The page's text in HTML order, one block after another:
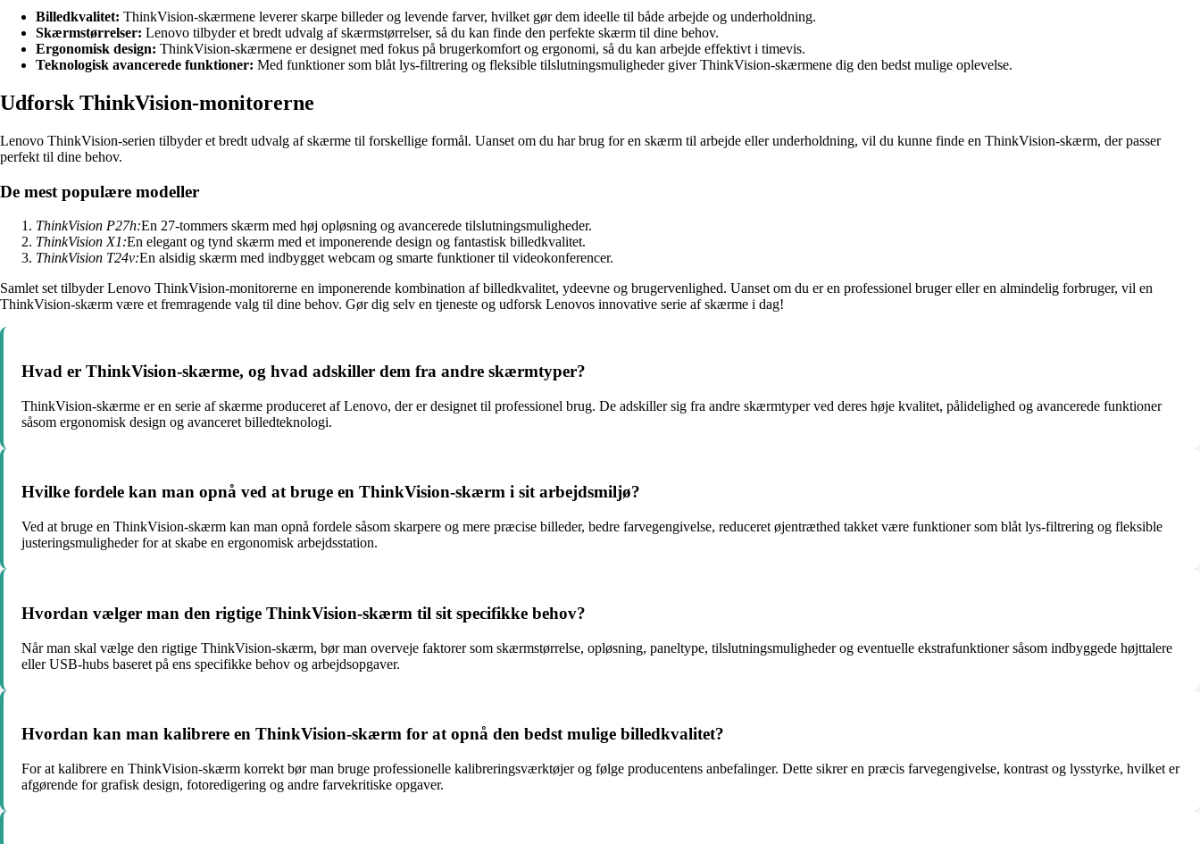
Billedkvalitet: ThinkVision-skærmene leverer skarpe billeder og levende farver, hvilket gør dem ideelle til både arbejde og underholdning.
Skærmstørrelser: Lenovo tilbyder et bredt udvalg af skærmstørrelser, så du kan finde den perfekte skærm til dine behov.
Ergonomisk design: ThinkVision-skærmene er designet med fokus på brugerkomfort og ergonomi, så du kan arbejde effektivt i timevis.
Teknologisk avancerede funktioner: Med funktioner som blåt lys-filtrering og fleksible tilslutningsmuligheder giver ThinkVision-skærmene dig den bedst mulige oplevelse.
Udforsk ThinkVision-monitorerne
Lenovo ThinkVision-serien tilbyder et bredt udvalg af skærme til forskellige formål. Uanset om du har brug for en skærm til arbejde eller underholdning, vil du kunne finde en ThinkVision-skærm, der passer
perfekt til dine behov.
De mest populære modeller
ThinkVision P27h:En 27-tommers skærm med høj opløsning og avancerede tilslutningsmuligheder.
ThinkVision X1:En elegant og tynd skærm med et imponerende design og fantastisk billedkvalitet.
ThinkVision T24v:En alsidig skærm med indbygget webcam og smarte funktioner til videokonferencer.
Samlet set tilbyder Lenovo ThinkVision-monitorerne en imponerende kombination af billedkvalitet, ydeevne og brugervenlighed. Uanset om du er en professionel bruger eller en almindelig forbruger, vil en
ThinkVision-skærm være et fremragende valg til dine behov. Gør dig selv en tjeneste og udforsk Lenovos innovative serie af skærme i dag!
Hvad er ThinkVision-skærme, og hvad adskiller dem fra andre skærmtyper?
ThinkVision-skærme er en serie af skærme produceret af Lenovo, der er designet til professionel brug. De adskiller sig fra andre skærmtyper ved deres høje kvalitet, pålidelighed og avancerede funktioner
såsom ergonomisk design og avanceret billedteknologi.
Hvilke fordele kan man opnå ved at bruge en ThinkVision-skærm i sit arbejdsmiljø?
Ved at bruge en ThinkVision-skærm kan man opnå fordele såsom skarpere og mere præcise billeder, bedre farvegengivelse, reduceret øjentræthed takket være funktioner som blåt lys-filtrering og fleksible
justeringsmuligheder for at skabe en ergonomisk arbejdsstation.
Hvordan vælger man den rigtige ThinkVision-skærm til sit specifikke behov?
Når man skal vælge den rigtige ThinkVision-skærm, bør man overveje faktorer som skærmstørrelse, opløsning, paneltype, tilslutningsmuligheder og eventuelle ekstrafunktioner såsom indbyggede højttalere
eller USB-hubs baseret på ens specifikke behov og arbejdsopgaver.
Hvordan kan man kalibrere en ThinkVision-skærm for at opnå den bedst mulige billedkvalitet?
For at kalibrere en ThinkVision-skærm korrekt bør man bruge professionelle kalibreringsværktøjer og følge producentens anbefalinger. Dette sikrer en præcis farvegengivelse, kontrast og lysstyrke, hvilket er
afgørende for grafisk design, fotoredigering og andre farvekritiske opgaver.